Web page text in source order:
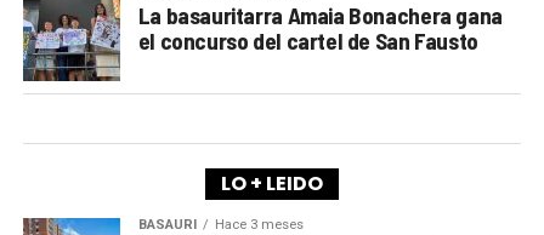
La basauritarra Amaia Bonachera gana
el concurso del cartel de San Fausto
LO + LEIDO
BASAURI Hace 3 meses